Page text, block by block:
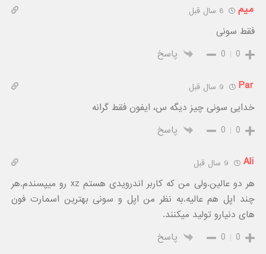
میم 8 سال قبل
فقط سونی
0
0 پاسخ
Par
خدایی سونی چیز دیگه س، ایفون فقط گرانه
0
0 پاسخ
Ali
هر دو عالین.ولی من که کاربر اندرویدی هستم xz رو میپسندم.هر
چند اپل هم عالیه.به نظر من اپل و سونی بهترین اسمارت فون
های دنیارو تولید میکنند.
0
0 پاسخ